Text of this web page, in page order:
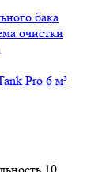
Pro 6 м³